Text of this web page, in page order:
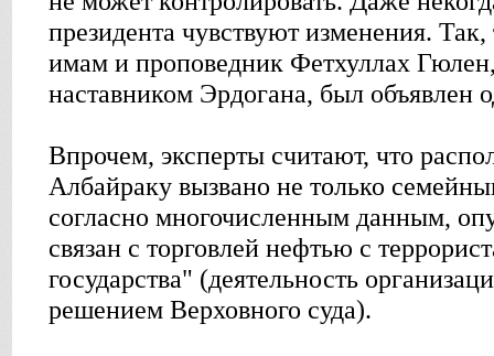
президента чувствуют изменения.
имам и проповедник Фетхуллах
наставником Эрдогана, был объявлен
Впрочем, эксперты считают, что
Албайраку вызвано не только
согласно многочисленным данным,
связан с торговлей нефтью с
государства" (деятельность
решением Верховного суда).